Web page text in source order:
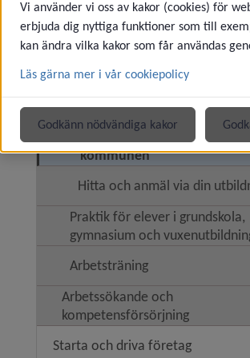
Arbete för ungdomar
Praktik och arbetsträning
Praktik, examensarbete
Hitta och anmäl via
kommunen
Hitta och anmäl via din
Praktik för elever i grundskola,
gymnasium och
Arbetsträning
Arbetssökande och
kompetensförsörjning
Starta och driva företag
Vi använder vi oss av kakor (cookies) för
erbjuda dig nyttiga funktioner som till
kan ändra vilka kakor som får användas
Läs gärna mer i vår cookiepolicy
Godkänn nödvändiga kakor